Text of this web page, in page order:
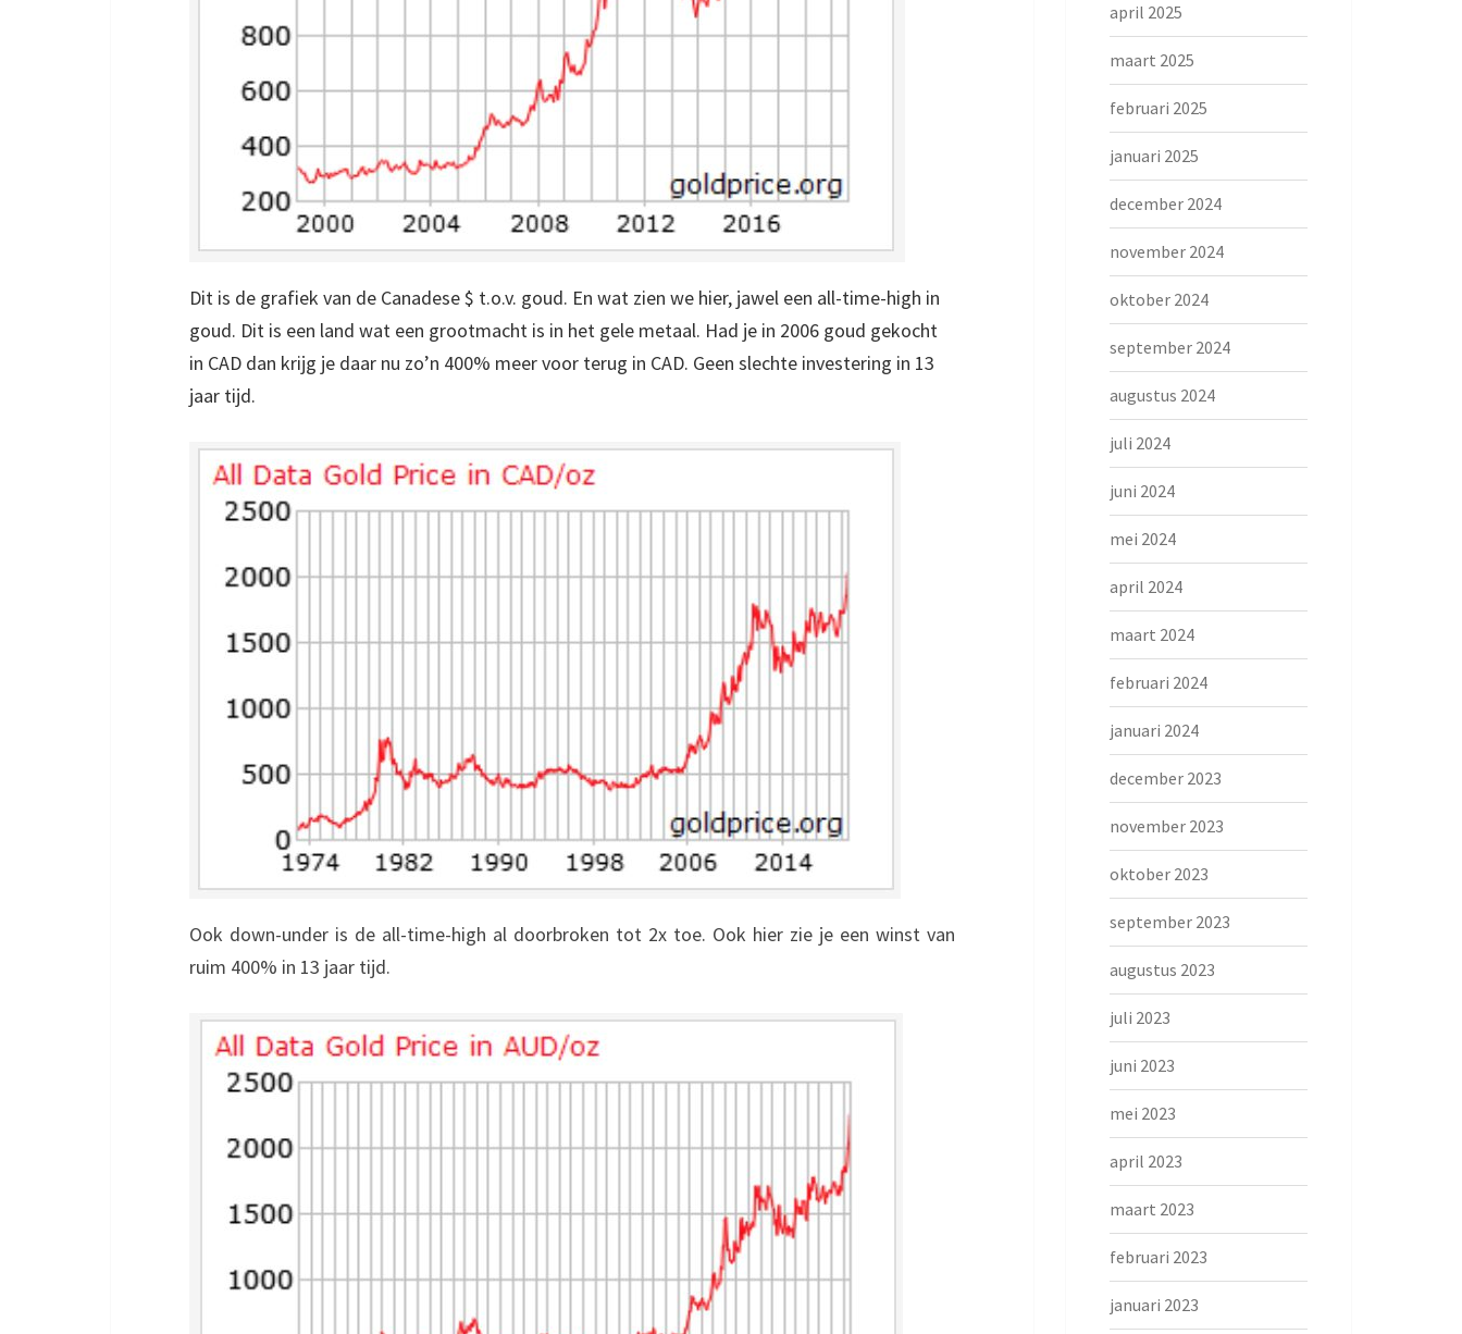
Dit is de grafiek van de Canadese $ t.o.v. goud. En wat zien we hier, jawel een all-time-high in
goud. Dit is een land wat een grootmacht is in het gele metaal. Had je in 2006 goud gekocht
in CAD dan krijg je daar nu zo’n 400% meer voor terug in CAD. Geen slechte investering in 13
jaar tijd.
Ook down-under is de all-time-high al doorbroken tot 2x toe. Ook hier zie je een winst van
ruim 400% in 13 jaar tijd.
april 2025
maart 2025
februari 2025
januari 2025
december 2024
november 2024
oktober 2024
september 2024
augustus 2024
juli 2024
juni 2024
mei 2024
april 2024
maart 2024
februari 2024
januari 2024
december 2023
november 2023
oktober 2023
september 2023
augustus 2023
juli 2023
juni 2023
mei 2023
april 2023
maart 2023
februari 2023
januari 2023